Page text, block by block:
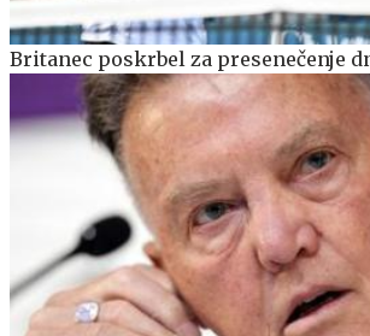
Britanec poskrbel za presenečenje